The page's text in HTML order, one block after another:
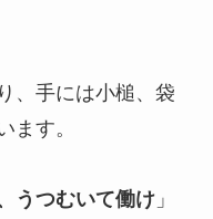
、手には小槌、袋
ます。
うつむいて働け」